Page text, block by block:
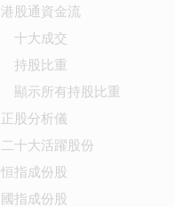
港股通資金流
十大成交
持股比重
顯示所有持股比重
正股分析儀
二十大活躍股份
恒指成份股
國指成份股